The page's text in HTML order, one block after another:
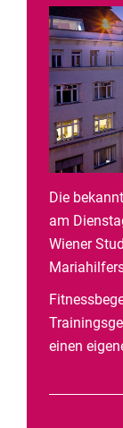
Die
am
Wiener
einen